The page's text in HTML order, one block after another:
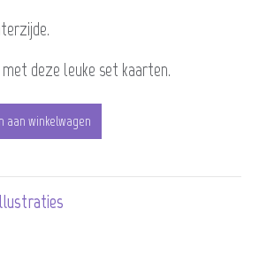
deze leuke set kaarten.
aan winkelwagen